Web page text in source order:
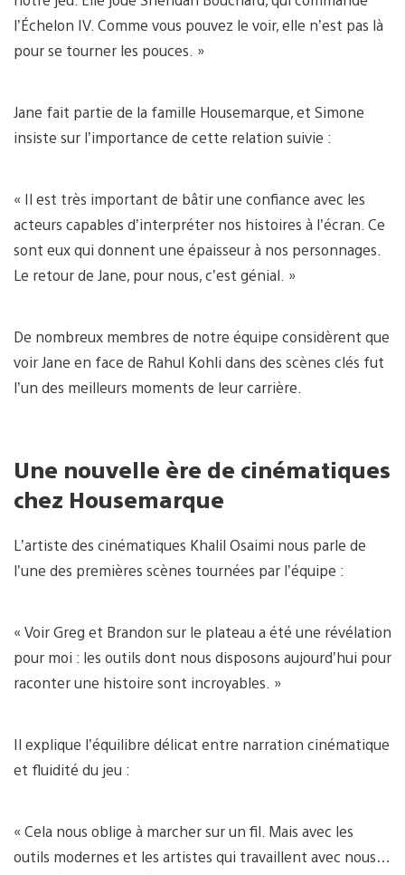
l’Échelon IV. Comme vous pouvez le voir, elle n’est pas là
pour se tourner les pouces. »
Jane fait partie de la famille Housemarque, et Simone
insiste sur l’importance de cette relation suivie :
« Il est très important de bâtir une confiance avec les
acteurs capables d’interpréter nos histoires à l’écran. Ce
sont eux qui donnent une épaisseur à nos personnages.
Le retour de Jane, pour nous, c’est génial. »
De nombreux membres de notre équipe considèrent que
voir Jane en face de Rahul Kohli dans des scènes clés fut
l’un des meilleurs moments de leur carrière.
Une nouvelle ère de cinématiques
chez Housemarque
L’artiste des cinématiques Khalil Osaimi nous parle de
l’une des premières scènes tournées par l’équipe :
« Voir Greg et Brandon sur le plateau a été une révélation
pour moi : les outils dont nous disposons aujourd’hui pour
raconter une histoire sont incroyables. »
Il explique l’équilibre délicat entre narration cinématique
et fluidité du jeu :
« Cela nous oblige à marcher sur un fil. Mais avec les
outils modernes et les artistes qui travaillent avec nous…